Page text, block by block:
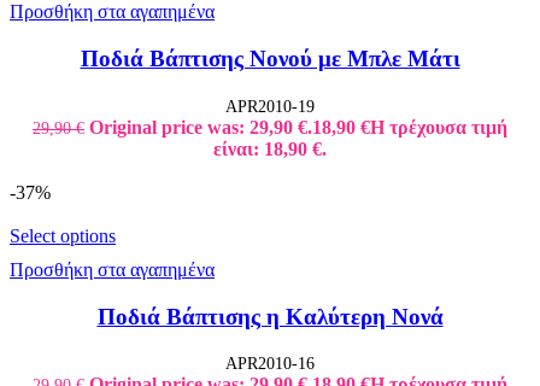
Προσθήκη στα αγαπημένα
Ποδιά Βάπτισης Νονού με Μπλε Μάτι
APR2010-19
29,90€ Original price was: 29,90 €.18,90 €Η τρέχουσα τιμή
είναι: 18,90 €.
-37%
Select options
Προσθήκη στα αγαπημένα
Ποδιά Βάπτισης η Καλύτερη Νονά
APR2010-16